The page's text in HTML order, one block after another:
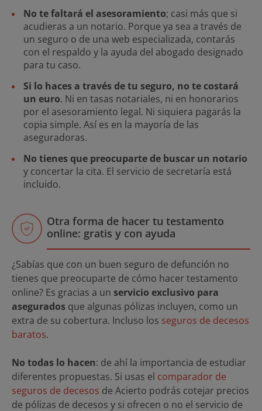
No te faltará el asesoramiento; casi más que si
acudieras a un notario. Porque ya sea a través de
un seguro o de una web especializada, contarás
con el respaldo y la ayuda del abogado designado
para tu caso.
Si lo haces a través de tu seguro, no te costará
un euro. Ni en tasas notariales, ni en honorarios
por el asesoramiento legal. Ni siquiera pagarás la
copia simple. Así es en la mayoría de las
aseguradoras.
No tienes que preocuparte de buscar un notario
y concertar la cita. El servicio de secretaría está
incluido.
Otra forma de hacer tu testamento
online: gratis y con ayuda
¿Sabías que con un buen seguro de defunción no
tienes que preocuparte de cómo hacer testamento
online? Es gracias a un servicio exclusivo para
asegurados que algunas pólizas incluyen, como un
extra de su cobertura. Incluso los seguros de decesos
baratos.
No todas lo hacen: de ahí la importancia de estudiar
diferentes propuestas. Si usas el comparador de
seguros de decesos de Acierto podrás cotejar precios
de pólizas de decesos y si ofrecen o no el servicio de